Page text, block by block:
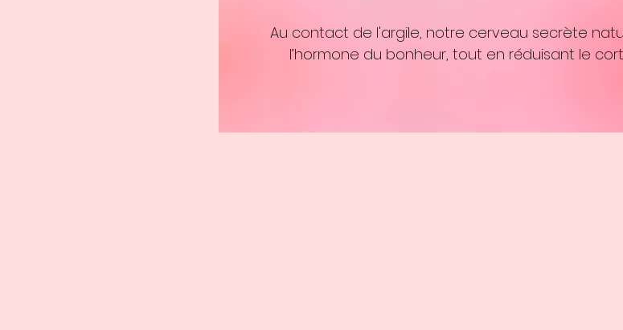
Au contact de l'argile, notre cerveau secrète
l’hormone du bonheur, tout en réduisant le